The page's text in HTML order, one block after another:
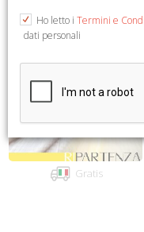
Gratis
Ho letto i Termini e
dati personali